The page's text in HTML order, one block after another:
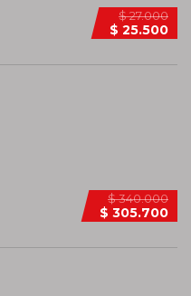
$ 27.000
$ 25.500
$ 340.000
$ 305.700